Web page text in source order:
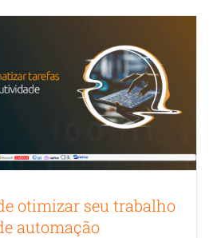
do
otimizar seu trabalho
automação